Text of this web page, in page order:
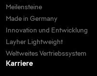
Meilensteine
Made in Germany
Innovation und Entwicklung
Layher Lightweight
Weltweites Vertriebssystem
Karriere